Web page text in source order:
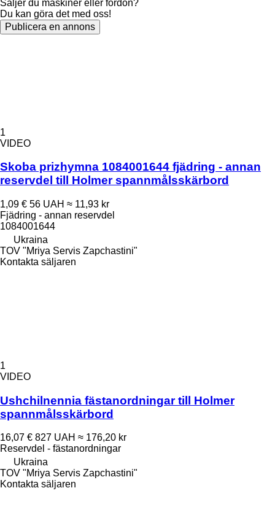
Säljer du maskiner eller fordon?
Du kan göra det med oss!
Publicera en annons
1
VIDEO
Skoba prizhymna 1084001644 fjädring - annan
reservdel till Holmer spannmålsskärbord
1,09 € 56 UAH ≈ 11,93 kr
Fjädring - annan reservdel
1084001644
Ukraina
TOV "Mriya Servis Zapchastini"
Kontakta säljaren
1
VIDEO
Ushchilnennia fästanordningar till Holmer
spannmålsskärbord
16,07 € 827 UAH ≈ 176,20 kr
Reservdel - fästanordningar
Ukraina
TOV "Mriya Servis Zapchastini"
Kontakta säljaren